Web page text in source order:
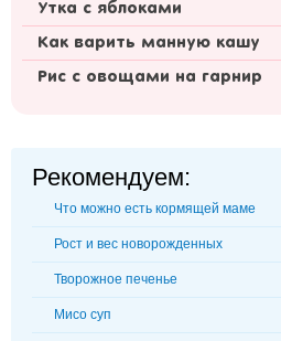
Утка с яблоками
Как варить манную кашу
Рис с овощами на гарнир
Рекомендуем:
Что можно есть кормящей маме
Рост и вес новорожденных
Творожное печенье
Мисо суп